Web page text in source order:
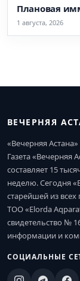
Плановая
1 августа, 2026
ВЕЧЕРНЯЯ
«Вечерняя
Газета «Вечерняя
составляет 15
неделю. Сегодня
старейшей из всех
ТОО «Elorda
свидетельство №
информации и
СОЦИАЛЬНЫЕ